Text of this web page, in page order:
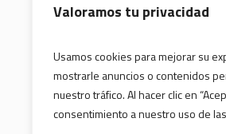
Valoramos tu privacidad
Usamos cookies para mejorar su
mostrarle anuncios o contenidos
nuestro tráfico. Al hacer clic en
consentimiento a nuestro uso de